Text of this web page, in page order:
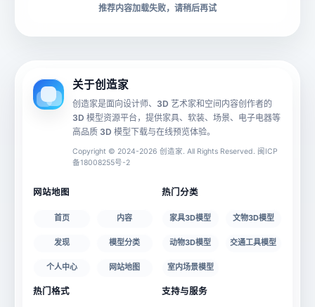
材质贴图
文件大小
推荐内容加载失败，请稍后再试
关于创造家
创造家是面向设计师、3D 艺术家和空间内容创作者的
3D 模型资源平台，提供家具、软装、场景、电子电器等
高品质 3D 模型下载与在线预览体验。
Copyright © 2024-2026 创造家. All Rights Reserved. 闽ICP
备18008255号-2
网站地图
首页 内容
发现 模型分类
个人中心 网站地图
热门分类
家具3D模型 文物3D模型
动物3D模型 交通工具模型
室内场景模型
热门格式 支持与服务